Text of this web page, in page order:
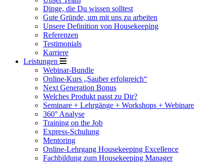
Dinge, die Du wissen solltest
Gute Gründe, um mit uns zu arbeiten
Unsere Definition von Housekeeping
Referenzen
Testimonials
Karriere
Leistungen
Webinar-Bundle
Online-Kurs „Sauber erfolgreich“
Next Generation Bonus
Welches Produkt passt zu Dir?
Seminare + Lehrgänge + Workshops + Webinare
360° Analyse
Training on the Job
Express-Schulung
Mentoring
Online-Lehrgang Housekeeping Excellence
Fachbildung zum Housekeeping Manager